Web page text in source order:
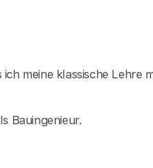
meine klassische Lehre
Bauingenieur.